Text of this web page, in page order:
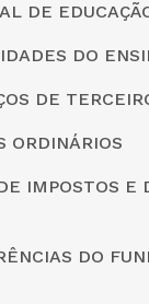
DE
DO
DE
ORDINÁRIOS
IMPOSTOS
DO